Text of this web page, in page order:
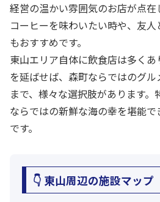
経営の温かい雰囲気のお店が点在
コーヒーを味わいたい時や、友
もおすすめです。
東山エリア自体に飲食店は多く
を延ばせば、森町ならではのグ
まで、様々な選択肢があります
ならではの新鮮な海の幸を堪能
です。
👇 東山周辺の施設マップ